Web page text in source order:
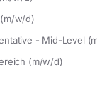
w/d)
- Mid-Level
(m/w/d)